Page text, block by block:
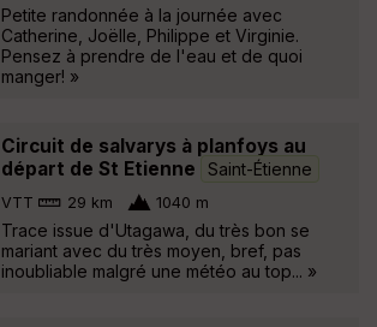
Petite randonnée à la journée avec
Catherine, Joëlle, Philippe et Virginie.
Pensez à prendre de l'eau et de quoi
manger! »
Circuit de salvarys à planfoys au
départ de St Etienne
Saint-Étienne
VTT 29 km 1040 m
Trace issue d'Utagawa, du très bon se
mariant avec du très moyen, bref, pas
inoubliable malgré une météo au top... »